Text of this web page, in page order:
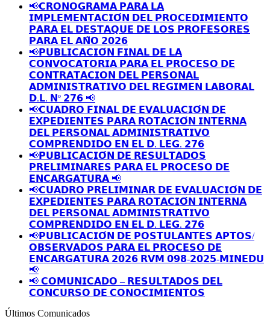
📢𝗖𝗥𝗢𝗡𝗢𝗚𝗥𝗔𝗠𝗔 𝗣𝗔𝗥𝗔 𝗟𝗔
𝗜𝗠𝗣𝗟𝗘𝗠𝗘𝗡𝗧𝗔𝗖𝗜𝗢́𝗡 𝗗𝗘𝗟 𝗣𝗥𝗢𝗖𝗘𝗗𝗜𝗠𝗜𝗘𝗡𝗧𝗢
𝗣𝗔𝗥𝗔 𝗘𝗟 𝗗𝗘𝗦𝗧𝗔𝗤𝗨𝗘 𝗗𝗘 𝗟𝗢𝗦 𝗣𝗥𝗢𝗙𝗘𝗦𝗢𝗥𝗘𝗦
𝗣𝗔𝗥𝗔 𝗘𝗟 𝗔𝗡̃𝗢 𝟮𝟬𝟮𝟲
📢𝗣𝗨𝗕𝗟𝗜𝗖𝗔𝗖𝗜𝗢́𝗡 𝗙𝗜𝗡𝗔𝗟 𝗗𝗘 𝗟𝗔
𝗖𝗢𝗡𝗩𝗢𝗖𝗔𝗧𝗢𝗥𝗜𝗔 𝗣𝗔𝗥𝗔 𝗘𝗟 𝗣𝗥𝗢𝗖𝗘𝗦𝗢 𝗗𝗘
𝗖𝗢𝗡𝗧𝗥𝗔𝗧𝗔𝗖𝗜𝗢𝗡 𝗗𝗘𝗟 𝗣𝗘𝗥𝗦𝗢𝗡𝗔𝗟
𝗔𝗗𝗠𝗜𝗡𝗜𝗦𝗧𝗥𝗔𝗧𝗜𝗩𝗢 𝗗𝗘𝗟 𝗥𝗘𝗚𝗜𝗠𝗘𝗡 𝗟𝗔𝗕𝗢𝗥𝗔𝗟
𝗗.𝗟. 𝗡º 𝟮𝟳𝟲 📢
📢𝗖𝗨𝗔𝗗𝗥𝗢 𝗙𝗜𝗡𝗔𝗟 𝗗𝗘 𝗘𝗩𝗔𝗟𝗨𝗔𝗖𝗜𝗢́𝗡 𝗗𝗘
𝗘𝗫𝗣𝗘𝗗𝗜𝗘𝗡𝗧𝗘𝗦 𝗣𝗔𝗥𝗔 𝗥𝗢𝗧𝗔𝗖𝗜𝗢́𝗡 𝗜𝗡𝗧𝗘𝗥𝗡𝗔
𝗗𝗘𝗟 𝗣𝗘𝗥𝗦𝗢𝗡𝗔𝗟 𝗔𝗗𝗠𝗜𝗡𝗜𝗦𝗧𝗥𝗔𝗧𝗜𝗩𝗢
𝗖𝗢𝗠𝗣𝗥𝗘𝗡𝗗𝗜𝗗𝗢 𝗘𝗡 𝗘𝗟 𝗗. 𝗟𝗘𝗚. 𝟮𝟳𝟲
📢𝗣𝗨𝗕𝗟𝗜𝗖𝗔𝗖𝗜𝗢́𝗡 𝗗𝗘 𝗥𝗘𝗦𝗨𝗟𝗧𝗔𝗗𝗢𝗦
𝗣𝗥𝗘𝗟𝗜𝗠𝗜𝗡𝗔𝗥𝗘𝗦 𝗣𝗔𝗥𝗔 𝗘𝗟 𝗣𝗥𝗢𝗖𝗘𝗦𝗢 𝗗𝗘
𝗘𝗡𝗖𝗔𝗥𝗚𝗔𝗧𝗨𝗥𝗔 📢
📢𝗖𝗨𝗔𝗗𝗥𝗢 𝗣𝗥𝗘𝗟𝗜𝗠𝗜𝗡𝗔𝗥 𝗗𝗘 𝗘𝗩𝗔𝗟𝗨𝗔𝗖𝗜𝗢́𝗡 𝗗𝗘
𝗘𝗫𝗣𝗘𝗗𝗜𝗘𝗡𝗧𝗘𝗦 𝗣𝗔𝗥𝗔 𝗥𝗢𝗧𝗔𝗖𝗜𝗢́𝗡 𝗜𝗡𝗧𝗘𝗥𝗡𝗔
𝗗𝗘𝗟 𝗣𝗘𝗥𝗦𝗢𝗡𝗔𝗟 𝗔𝗗𝗠𝗜𝗡𝗜𝗦𝗧𝗥𝗔𝗧𝗜𝗩𝗢
𝗖𝗢𝗠𝗣𝗥𝗘𝗡𝗗𝗜𝗗𝗢 𝗘𝗡 𝗘𝗟 𝗗. 𝗟𝗘𝗚. 𝟮𝟳𝟲
📢𝗣𝗨𝗕𝗟𝗜𝗖𝗔𝗖𝗜𝗢́𝗡 𝗗𝗘 𝗣𝗢𝗦𝗧𝗨𝗟𝗔𝗡𝗧𝗘𝗦 𝗔𝗣𝗧𝗢𝗦/
𝗢𝗕𝗦𝗘𝗥𝗩𝗔𝗗𝗢𝗦 𝗣𝗔𝗥𝗔 𝗘𝗟 𝗣𝗥𝗢𝗖𝗘𝗦𝗢 𝗗𝗘
𝗘𝗡𝗖𝗔𝗥𝗚𝗔𝗧𝗨𝗥𝗔 𝟮𝟬𝟮𝟲 𝗥𝗩𝗠 𝟬𝟵𝟴-𝟮𝟬𝟮𝟱-𝗠𝗜𝗡𝗘𝗗𝗨
📢
📢 𝗖𝗢𝗠𝗨𝗡𝗜𝗖𝗔𝗗𝗢 – 𝗥𝗘𝗦𝗨𝗟𝗧𝗔𝗗𝗢𝗦 𝗗𝗘𝗟
𝗖𝗢𝗡𝗖𝗨𝗥𝗦𝗢 𝗗𝗘 𝗖𝗢𝗡𝗢𝗖𝗜𝗠𝗜𝗘𝗡𝗧𝗢𝗦
Últimos Comunicados